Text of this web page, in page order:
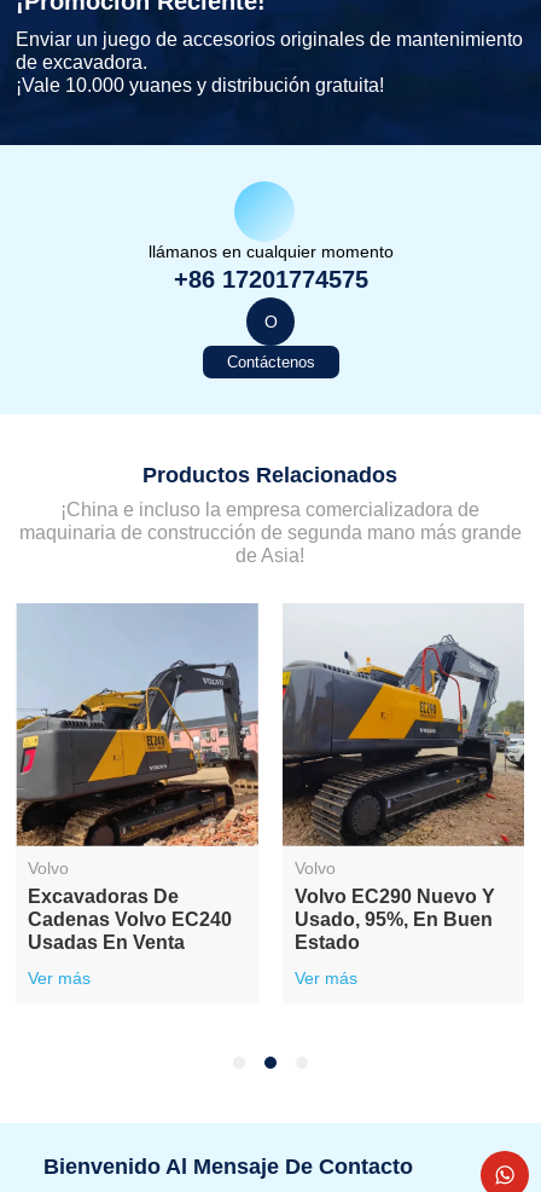
Enviar un juego de accesorios originales de mantenimiento
de excavadora.
¡Vale 10.000 yuanes y distribución gratuita!
llámanos en cualquier momento
+86 17201774575
O
Contáctenos
Productos Relacionados
¡China e incluso la empresa comercializadora de
maquinaria de construcción de segunda mano más grande
de Asia!
Volvo
Excavadora Volvo
EC210 Usada, Versátil
Y De Bajo Precio
Ver más
Volvo
Excavadora Volvo
EC240 Nueva Y Usada
95% En Venta
Ver más
Bienvenido Al Mensaje De Contacto